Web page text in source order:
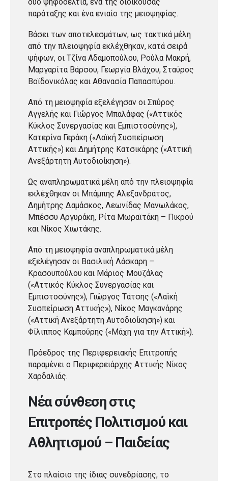
δύο ψηφοδέλτια, ένα της διοικούσας
παράταξης και ένα ενιαίο της μειοψηφίας.
Βάσει των αποτελεσμάτων, ως τακτικά μέλη
από την πλειοψηφία εκλέχθηκαν, κατά σειρά
ψήφων, οι Τζίνα Αδαμοπούλου, Ρούλα Μακρή,
Μαργαρίτα Βάρσου, Γεωργία Βλάχου, Σταύρος
Βοϊδονικόλας και Αθανασία Παπασπύρου.
Από τη μειοψηφία εξελέγησαν οι Σπύρος
Αγγελής και Γιώργος Μπαλάφας («Αττικός
Κύκλος Συνεργασίας και Εμπιστοσύνης»),
Κατερίνα Γεράκη («Λαϊκή Συσπείρωση
Αττικής») και Δημήτρης Κατσικάρης («Αττική
Ανεξάρτητη Αυτοδιοίκηση»).
Ως αναπληρωματικά μέλη από την πλειοψηφία
εκλέχθηκαν οι Μπάμπης Αλεξανδράτος,
Δημήτρης Δαμάσκος, Λεωνίδας Μανωλάκος,
Μπέσσυ Αργυράκη, Ρίτα Μωραϊτάκη – Πικρού
και Νίκος Χιωτάκης.
Από τη μειοψηφία αναπληρωματικά μέλη
εξελέγησαν οι Βασιλική Λάσκαρη –
Κρασουπούλου και Μάριος Μουζάλας
(«Αττικός Κύκλος Συνεργασίας και
Εμπιστοσύνης»), Γιώργος Τάτσης («Λαϊκή
Συσπείρωση Αττικής»), Νίκος Μαγκανάρης
(«Αττική Ανεξάρτητη Αυτοδιοίκηση») και
Φίλιππος Καμπούρης («Μάχη για την Αττική»).
Πρόεδρος της Περιφερειακής Επιτροπής
παραμένει ο Περιφερειάρχης Αττικής Νίκος
Χαρδαλιάς.
Νέα σύνθεση στις
Επιτροπές Πολιτισμού και
Αθλητισμού – Παιδείας
Στο πλαίσιο της ίδιας συνεδρίασης, το